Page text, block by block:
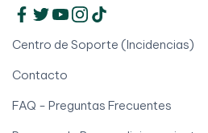
Centro de Soporte (Incidencias)
Contacto
FAQ - Preguntas Frecuentes